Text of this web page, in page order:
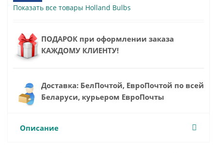
Показать все товары Holland Bulbs
ПОДАРОК при оформлении заказа
КАЖДОМУ КЛИЕНТУ!
Доставка: БелПочтой, ЕвроПочтой по всей
Беларуси, курьером ЕвроПочты
Описание